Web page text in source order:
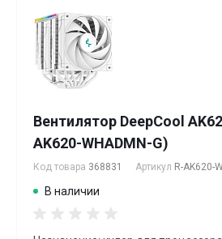
Вентилятор DeepCool
AK620-WHADMN-G)
Код товара 368831 Артикул R-AK620-
В наличии